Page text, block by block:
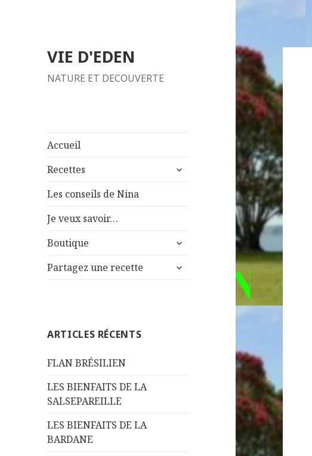
VIE D'EDEN
NATURE ET DECOUVERTE
Accueil
Recettes
ouvrir
Les conseils de Nina
Je veux savoir…
Boutique
ouvrir
sous-
Partagez une recette
ouvrir
ARTICLES RÉCENTS
FLAN BRÉSILIEN
LES BIENFAITS DE LA
SALSEPAREILLE
LES BIENFAITS DE LA
BARDANE